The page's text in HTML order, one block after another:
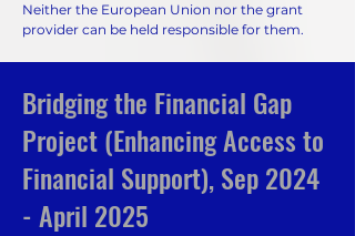
Neither the European Union nor the grant
provider can be held responsible for them.
Bridging the Financial Gap
Project (Enhancing Access to
Financial Support), Sep 2024
- April 2025